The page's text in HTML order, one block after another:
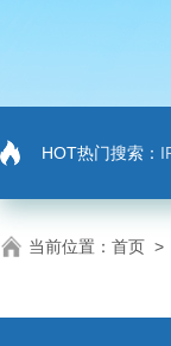
HOT热门搜索：
当前位置： 首页 >